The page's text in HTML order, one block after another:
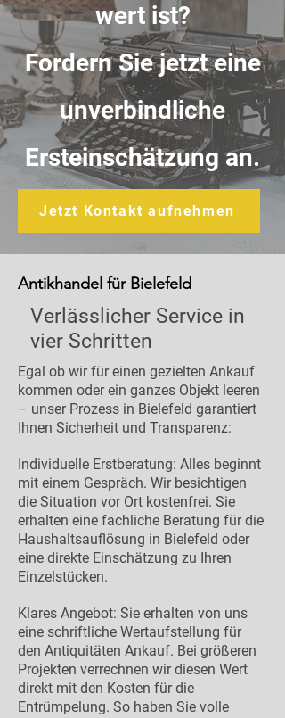
wert ist?
Fordern Sie jetzt eine
unverbindliche
Ersteinschätzung an.
Jetzt Kontakt aufnehmen
Antikhandel für Bielefeld
Verlässlicher Service in
vier Schritten
Egal ob wir für einen gezielten Ankauf
kommen oder ein ganzes Objekt leeren
– unser Prozess in Bielefeld garantiert
Ihnen Sicherheit und Transparenz:
Individuelle Erstberatung: Alles beginnt
mit einem Gespräch. Wir besichtigen
die Situation vor Ort kostenfrei. Sie
erhalten eine fachliche Beratung für die
Haushaltsauflösung in Bielefeld oder
eine direkte Einschätzung zu Ihren
Einzelstücken.
Klares Angebot: Sie erhalten von uns
eine schriftliche Wertaufstellung für
den Antiquitäten Ankauf. Bei größeren
Projekten verrechnen wir diesen Wert
direkt mit den Kosten für die
Entrümpelung. So haben Sie volle